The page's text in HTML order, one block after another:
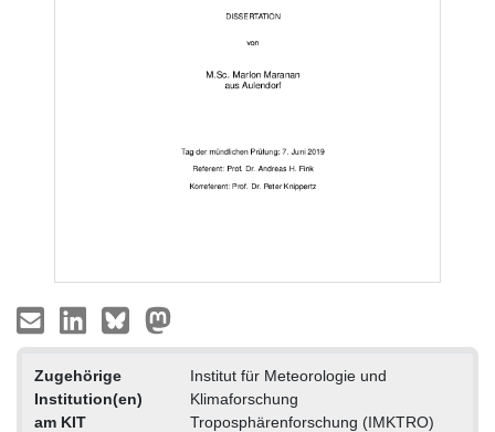
Zugehörige
Institution(en)
am KIT
Institut für Meteorologie und
Klimaforschung
Troposphärenforschung (IMKTRO)